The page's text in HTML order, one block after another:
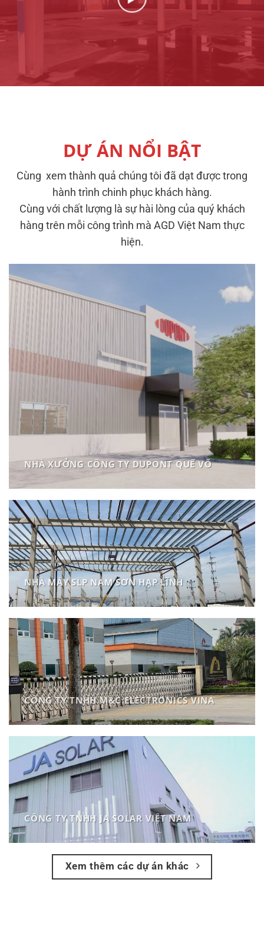
DỰ ÁN NỔI BẬT
Cùng xem thành quả chúng tôi đã dạt được trong
hành trình chinh phục khách hàng.
Cùng với chất lượng là sự hài lòng của quý khách
hàng trên mỗi công trình mà AGD Việt Nam thực
hiện.
NHÀ XƯỞNG CÔNG TY DUPONT QUẾ VÕ
NHÀ MÁY SLP NAM SƠN HẠP LĨNH
CÔNG TY TNHH M&C ELECTRONICS VINA
CÔNG TY TNHH JA SOLAR VIỆT NAM
Xem thêm các dự án khác